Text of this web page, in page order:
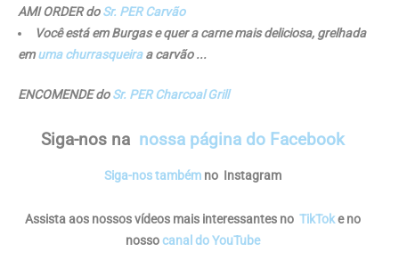
AMI ORDER doSr. PER Carvão
Você está em Burgas e quer a carne mais deliciosa, grelhada
emumachurrasqueiraa carvão...
ENCOMENDE doSr. PER Charcoal Grill
Siga-nos na nossa página do Facebook
Siga-nos também no Instagram
Assista aos nossos vídeos mais interessantes no TikToke no
nossocanal do YouTube